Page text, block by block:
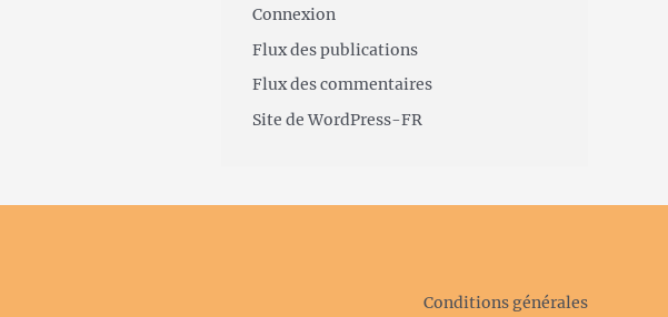
Connexion
Flux des publications
Flux des commentaires
Site de WordPress-FR
Conditions générales